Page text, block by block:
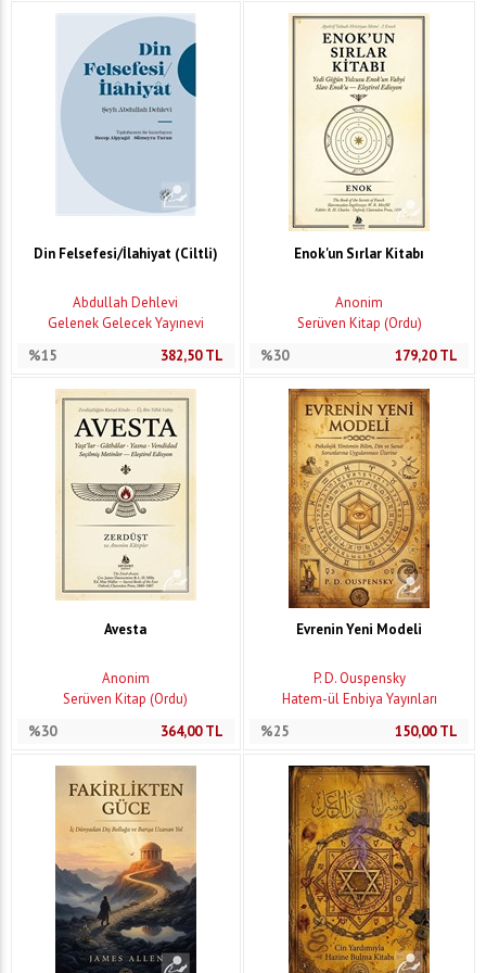
Din Felsefesi/İlahiyat (Ciltli)
Abdullah Dehlevi
Gelenek Gelecek Yayınevi
%15
382,50TL
Enok'un Sırlar Kitabı
Anonim
Serüven Kitap (Ordu)
%30
179,20TL
Avesta
Anonim
Serüven Kitap (Ordu)
%30
364,00TL
Evrenin Yeni Modeli
P. D. Ouspensky
Hatem-ül Enbiya Yayınları
%25
150,00TL